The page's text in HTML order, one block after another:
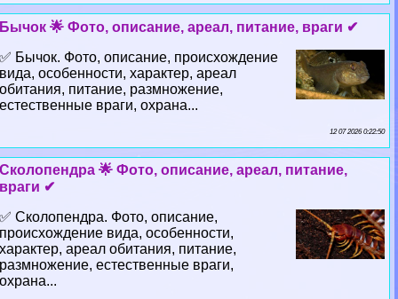
Бычок 🌟 Фото, описание, ареал, питание, враги ✔
✅ Бычок. Фото, описание, происхождение
вида, особенности, хаpaктер, ареал
обитания, питание, размножение,
естественные враги, охрана...
12 07 2026 0:22:50
Сколопендра 🌟 Фото, описание, ареал, питание,
враги ✔
✅ Сколопендра. Фото, описание,
происхождение вида, особенности,
хаpaктер, ареал обитания, питание,
размножение, естественные враги,
охрана...